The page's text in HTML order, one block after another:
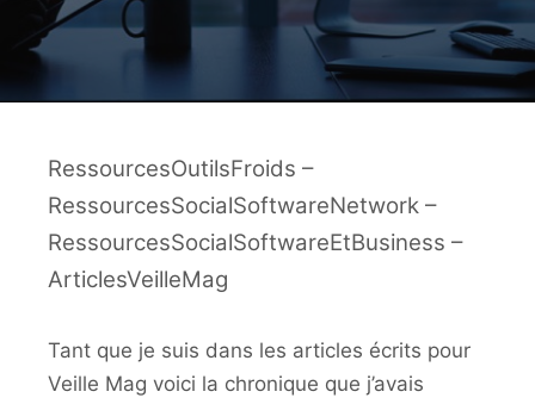
RessourcesOutilsFroids –
RessourcesSocialSoftwareNetwork –
RessourcesSocialSoftwareEtBusiness –
ArticlesVeilleMag
Tant que je suis dans les articles écrits pour
Veille Mag voici la chronique que j’avais